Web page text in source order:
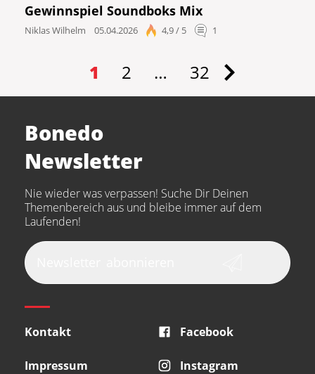
Gewinnspiel Soundboks Mix
Niklas Wilhelm 05.04.2026 4,9 / 5 1
1 2 … 32
Bonedo
Newsletter
Nie wieder was verpassen! Suche Dir Deinen
Themenbereich aus und bleibe immer auf dem
Laufenden!
Kontakt
Impressum
Facebook
Instagram